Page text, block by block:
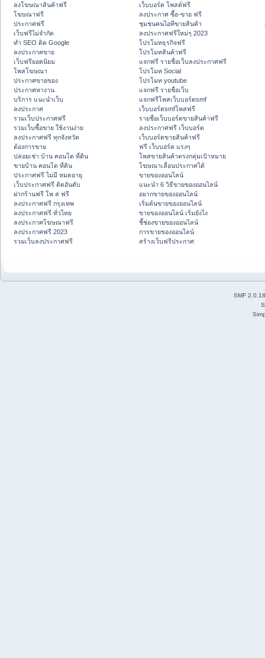
ลงโฆษณาสินค้าฟรี
โฆษณาฟรี
ประกาศฟรี
เว็บฟรีไม่จำกัด
ทำ SEO ติด Google
ลงประกาศขาย
เว็บฟรียอดนิยม
โพสโฆษณา
ประกาศขายของ
ประกาศหางาน
บริการ แนะนำเว็บ
ลงประกาศ
รวมเว็บประกาศฟรี
รวมเว็บซื้อขาย ใช้งานง่าย
ลงประกาศฟรี ทุกจังหวัด
ต้องการขาย
ปล่อยเช่า บ้าน คอนโด ที่ดิน
ขายบ้าน คอนโด ที่ดิน
ประกาศฟรี ไม่มี หมดอายุ
เว็บประกาศฟรี ติดอันดับ
ฝากร้านฟรี โพ ส ฟรี
ลงประกาศฟรี กรุงเทพ
ลงประกาศฟรี ทั่วไทย
ลงประกาศโฆษณาฟรี
ลงประกาศฟรี 2023
รวมเว็บลงประกาศฟรี
เว็บบอร์ด โพสต์ฟรี
ลงประกาศ ซื้อ-ขาย ฟรี
ชุมชนคนไอทีขายสินค้า
ลงประกาศฟรีใหม่ๆ 2023
โปรโมทธุรกิจฟรี
โปรโมทสินค้าฟรี
แจกฟรี รายชื่อเว็บลงประกาศฟรี
โปรโมท Social
โปรโมท youtube
แจกฟรี รายชื่อเว็บ
แจกฟรีโพสเว็บบอร์ดsmf
เว็บบอร์ดsmfโพสฟรี
รายชื่อเว็บบอร์ดขายสินค้าฟรี
ลงประกาศฟรี เว็บบอร์ด
เว็บบอร์ดขายสินค้าฟรี
ฟรี เว็บบอร์ด แรงๆ
โพสขายสินค้าตรงกลุ่มเป้าหมาย
โฆษณาเลื่อนประกาศได้
ขายของออนไลน์
แนะนำ 6 วิธีขายของออนไลน์
อยากขายของออนไลน์
เริ่มต้นขายของออนไลน์
ขายของออนไลน์ เริ่มยังไง
ชี้ช่องขายของออนไลน์
การขายของออนไลน์
สร้างเว็บฟรีประกาศ
SMF 2.0.18